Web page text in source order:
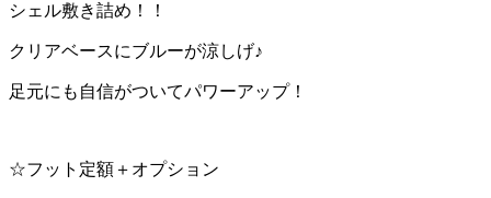
シェル敷き詰め！！
クリアベースにブルーが涼しげ♪
足元にも自信がついてパワーアップ！
☆フット定額＋オプション